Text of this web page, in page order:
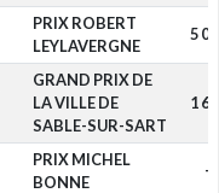
PRIX ROBERT
LEYLAVERGNE
5
GRAND PRIX DE
LA VILLE DE
SABLE-SUR-SART
1
PRIX MICHEL
BONNE
-